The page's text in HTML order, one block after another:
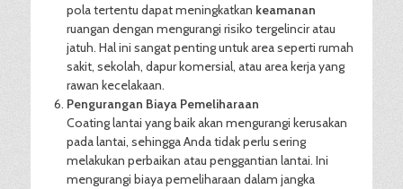
pola tertentu dapat meningkatkan keamanan
ruangan dengan mengurangi risiko tergelincir atau
jatuh. Hal ini sangat penting untuk area seperti rumah
sakit, sekolah, dapur komersial, atau area kerja yang
rawan kecelakaan.
Pengurangan Biaya Pemeliharaan
Coating lantai yang baik akan mengurangi kerusakan
pada lantai, sehingga Anda tidak perlu sering
melakukan perbaikan atau penggantian lantai. Ini
mengurangi biaya pemeliharaan dalam jangka